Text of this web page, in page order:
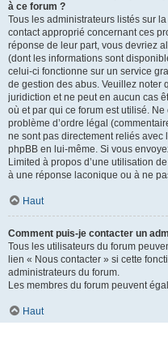
à ce forum ?
Tous les administrateurs listés sur
contact approprié concernant ces
réponse de leur part, vous devriez
(dont les informations sont
celui-ci fonctionne sur un service
de gestion des abus. Veuillez noter
juridiction et ne peut en aucun cas
où et par qui ce forum est utilisé.
problème d’ordre légal
ne sont pas directement reliés avec
phpBB en lui-même. Si vous
Limited à propos d’une utilisation
à une réponse laconique ou à ne
Haut
Comment puis-je contacter un
Tous les utilisateurs du forum
lien « Nous contacter » si cette
administrateurs du forum.
Les membres du forum peuvent
Haut